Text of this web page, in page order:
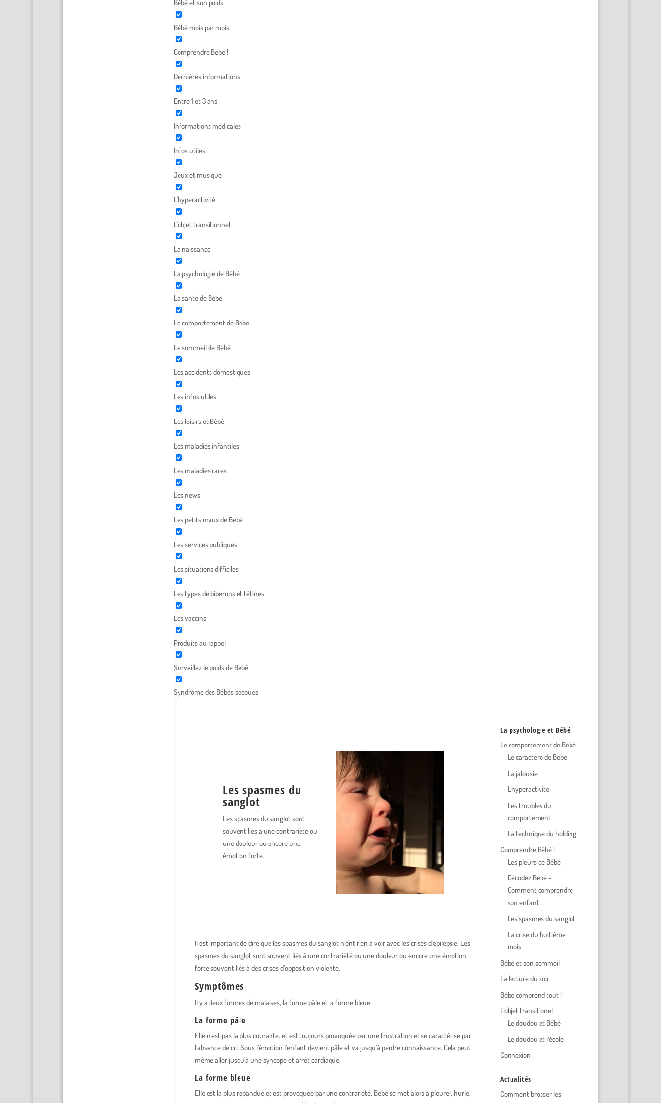
Bébé et son poids
Bébé mois par mois
Comprendre Bébé !
Dernières informations
Entre 1 et 3 ans
Informations médicales
Infos utiles
Jeux et musique
L'hyperactivité
L'objet transitionnel
La naissance
La psychologie de Bébé
La santé de Bébé
Le comportement de Bébé
Le sommeil de Bébé
Les accidents domestiques
Les infos utiles
Les loisirs et Bébé
Les maladies infantiles
Les maladies rares
Les news
Les petits maux de Bébé
Les services publiques
Les situations difficiles
Les types de biberons et tétines
Les vaccins
Produits au rappel
Surveillez le poids de Bébé
Syndrome des Bébés secoués
Les spasmes du
sanglot
Les spasmes du sanglot sont
souvent liés à une contrariété ou
une douleur ou encore une
émotion forte.
Il est important de dire que les spasmes du sanglot n’ont rien à voir avec les crises d’épilepsie. Les
spasmes du sanglot sont souvent liés à une contrariété ou une douleur ou encore une émotion
forte souvent liés à des crises d’opposition violente.
Symptômes
Il y a deux formes de malaises, la forme pâle et la forme bleue.
La forme pâle
Elle n’est pas la plus courante, et est toujours provoquée par une frustration et se caractérise par
l’absence de cri. Sous l’émotion l’enfant devient pâle et va jusqu’à perdre connaissance. Cela peut
même aller jusqu’à une syncope et arrêt cardiaque.
La forme bleue
Elle est la plus répandue et est provoquée par une contrariété. Bébé se met alors à pleurer, hurle,
La psychologie et Bébé
Le comportement de Bébé
Le caractère de Bébé
La jalousie
L’hyperactivité
Les troubles du
comportement
La technique du holding
Comprendre Bébé !
Les pleurs de Bébé
Décodez Bébé –
Comment comprendre
son enfant
Les spasmes du sanglot
La crise du huitième
mois
Bébé et son sommeil
La lecture du soir
Bébé comprend tout !
L’objet transitionel
Le doudou et Bébé
Le doudou et l’école
Connexion
Actualités
Comment brosser les